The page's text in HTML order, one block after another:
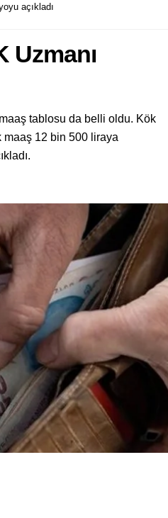
açıkladı
Uzmanı
tablosu da belli oldu. Kök
maaş 12 bin 500 liraya